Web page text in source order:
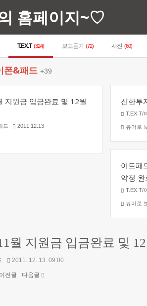
홈페이지~♡
T.EX.T(324) 보고듣기 (72) 사진 (60)
폰&패드 +39
지원금 입금완료 및 12월
드 2011.12.13
신한투
T.EX.T/
뷰어로
이트패
약정 완
T.EX.T/
뷰어로
월 지원금 입금완료 및
2011. 12. 13. 09:00
이전글 다음글